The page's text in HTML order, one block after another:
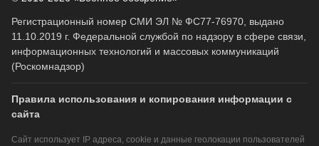
Регистрационный номер СМИ ЭЛ № ФС77-76970, выдано
11.10.2019 г. Федеральной службой по надзору в сфере связи,
информационных технологий и массовых коммуникаций
(Роскомнадзор)
Правила использования и копирования информации с
сайта
Сайт использует IP адреса, cookie и данные геолокации пользователей